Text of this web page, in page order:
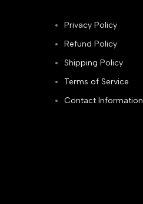
Privacy Policy
Refund Policy
Shipping Policy
Terms of Service
Contact Information